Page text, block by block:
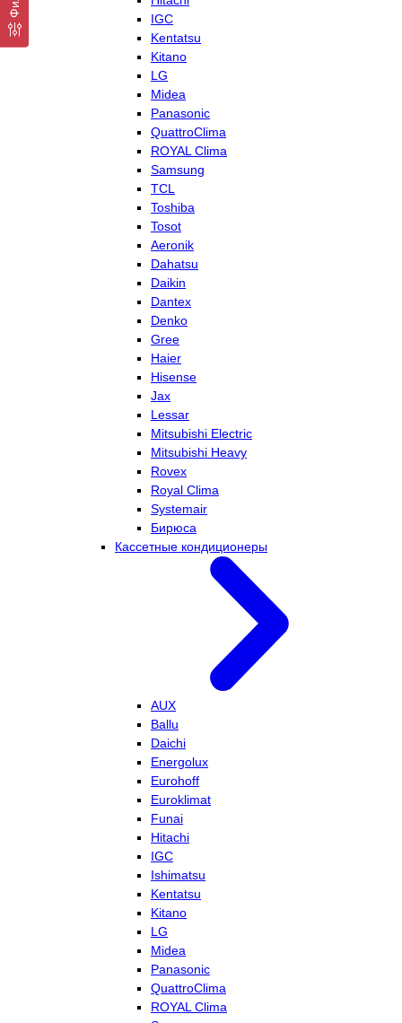
IGC
Kentatsu
Kitano
LG
Midea
Panasonic
QuattroClima
ROYAL Clima
Samsung
TCL
Toshiba
Tosot
Aeronik
Dahatsu
Daikin
Dantex
Denko
Gree
Haier
Hisense
Jax
Lessar
Mitsubishi Electric
Mitsubishi Heavy
Rovex
Royal Clima
Systemair
Бирюса
Кассетные кондиционеры
AUX
Ballu
Daichi
Energolux
Eurohoff
Euroklimat
Funai
Hitachi
IGC
Ishimatsu
Kentatsu
Kitano
LG
Midea
Panasonic
QuattroClima
ROYAL Clima